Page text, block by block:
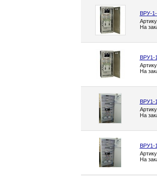
ВРУ-
На
ВРУ1-
На
ВРУ1-
На
ВРУ1-
На